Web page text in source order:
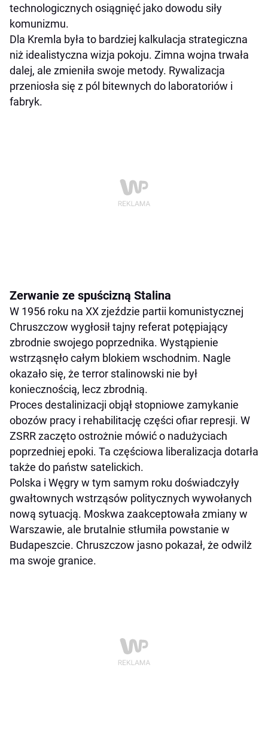
technologicznych osiągnięć jako dowodu siły
komunizmu.
Dla Kremla była to bardziej kalkulacja strategiczna
niż idealistyczna wizja pokoju. Zimna wojna trwała
dalej, ale zmieniła swoje metody. Rywalizacja
przeniosła się z pól bitewnych do laboratoriów i
fabryk.
Zerwanie ze spuścizną Stalina
W 1956 roku na XX zjeździe partii komunistycznej
Chruszczow wygłosił tajny referat potępiający
zbrodnie swojego poprzednika. Wystąpienie
wstrząsnęło całym blokiem wschodnim. Nagle
okazało się, że terror stalinowski nie był
koniecznością, lecz zbrodnią.
Proces destalinizacji objął stopniowe zamykanie
obozów pracy i rehabilitację części ofiar represji. W
ZSRR zaczęto ostrożnie mówić o nadużyciach
poprzedniej epoki. Ta częściowa liberalizacja dotarła
także do państw satelickich.
Polska i Węgry w tym samym roku doświadczyły
gwałtownych wstrząsów politycznych wywołanych
nową sytuacją. Moskwa zaakceptowała zmiany w
Warszawie, ale brutalnie stłumiła powstanie w
Budapeszcie. Chruszczow jasno pokazał, że odwilż
ma swoje granice.